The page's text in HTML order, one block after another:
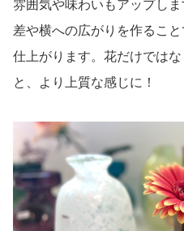
雰囲気や味わいもアップし
差や横への広がりを作るこ
仕上がります。花だけでは
と、より上質な感じに！